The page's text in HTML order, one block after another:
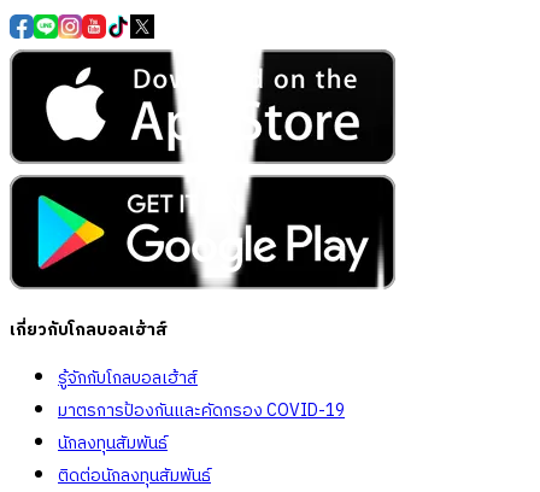
เกี่ยวกับโกลบอลเฮ้าส์
รู้จักกับโกลบอลเฮ้าส์
มาตรการป้องกันและคัดกรอง COVID-19
นักลงทุนสัมพันธ์
ติดต่อนักลงทุนสัมพันธ์